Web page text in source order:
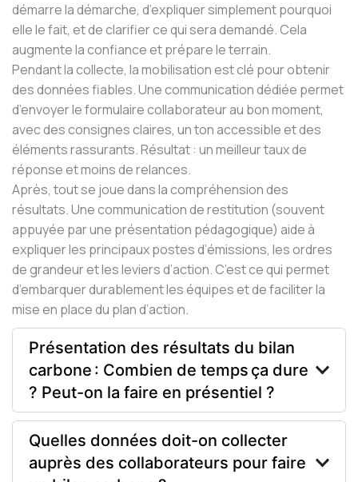
démarre la démarche, d’expliquer simplement pourquoi
elle le fait, et de clarifier ce qui sera demandé. Cela
augmente la confiance et prépare le terrain.
Pendant la collecte, la mobilisation est clé pour obtenir
des données fiables. Une communication dédiée permet
d’envoyer le formulaire collaborateur au bon moment,
avec des consignes claires, un ton accessible et des
éléments rassurants. Résultat : un meilleur taux de
réponse et moins de relances.
Après, tout se joue dans la compréhension des
résultats. Une communication de restitution (souvent
appuyée par une présentation pédagogique) aide à
expliquer les principaux postes d’émissions, les ordres
de grandeur et les leviers d’action. C’est ce qui permet
d’embarquer durablement les équipes et de faciliter la
mise en place du plan d’action.
Présentation des résultats du bilan
carbone : Combien de temps ça dure
? Peut-on la faire en présentiel ?
Quelles données doit-on collecter
auprès des collaborateurs pour faire